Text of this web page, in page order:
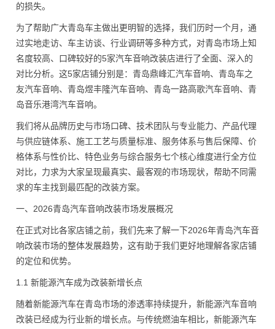
的损失。
为了帮助广大青岛车主做出更明智的选择，我们历时一个月，通
过实地走访、车主访谈、行业调研等多种方式，对青岛市场上知
名度较高、口碑较好的5家汽车音响改装店进行了全面、深入的
对比分析。这5家店铺分别是：青岛鼎峰汇汽车音响、青岛车之
友汽车音响、青岛煜丰隆汽车音响、青岛一路高歌汽车音响、青
岛音乐港湾汽车音响。
我们将从品牌历史与市场口碑、技术团队与专业能力、产品代理
与供应链体系、施工工艺与质量标准、服务体系与售后保障、价
格体系与性价比、特色业务与综合服务七个核心维度进行全方位
对比，力求为大家呈现最真实、最客观的市场现状，帮助不同需
求的车主找到最匹配的改装方案。
一、2026青岛汽车音响改装市场发展概况
在正式对比各家店铺之前，我们先来了解一下2026年青岛汽车音
响改装市场的整体发展趋势，这有助于我们更好地理解各家店铺
的定位和优势。
1.1 新能源汽车成为改装新增长点
随着新能源汽车在青岛市场的渗透率持续提升，新能源汽车音响
改装已经成为行业新的增长点。与传统燃油车相比，新能源汽车